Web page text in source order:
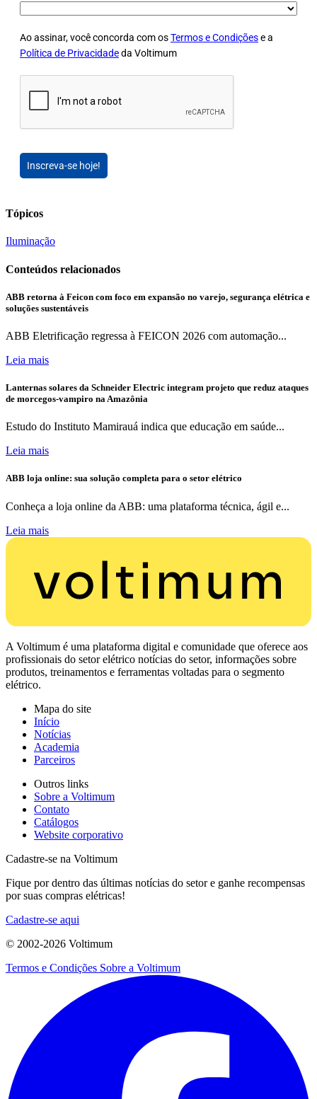
Ao assinar, você concorda com osTermos e Condiçõese a
Política de Privacidadeda Voltimum
Inscreva-se hoje!
Tópicos
Iluminação
Conteúdos relacionados
ABB retorna à Feicon com foco em expansão no varejo, segurança elétrica e
soluções sustentáveis
ABB Eletrificação regressa à FEICON 2026 com automação...
Leia mais
Lanternas solares da Schneider Electric integram projeto que reduz ataques
de morcegos-vampiro na Amazônia
Estudo do Instituto Mamirauá indica que educação em saúde...
Leia mais
ABB loja online: sua solução completa para o setor elétrico
Conheça a loja online da ABB: uma plataforma técnica, ágil e...
Leia mais
A Voltimum é uma plataforma digital e comunidade que oferece aos
profissionais do setor elétrico notícias do setor, informações sobre
produtos, treinamentos e ferramentas voltadas para o segmento
elétrico.
Mapa do site
Início
Notícias
Academia
Parceiros
Outros links
Sobre a Voltimum
Contato
Catálogos
Website corporativo
Cadastre-se na Voltimum
Fique por dentro das últimas notícias do setor e ganhe recompensas
por suas compras elétricas!
Cadastre-se aqui
© 2002-2026 Voltimum
Termos e Condições Sobre a Voltimum